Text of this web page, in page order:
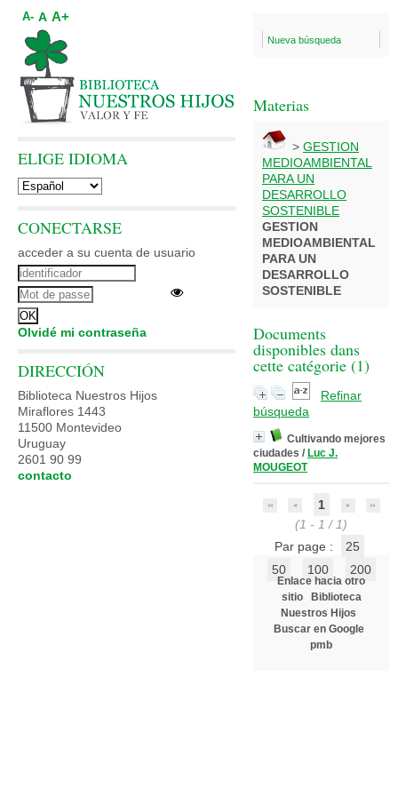
Nueva búsqueda
Materias
> GESTION
MEDIOAMBIENTAL
PARA UN
DESARROLLO
SOSTENIBLE
GESTION
MEDIOAMBIENTAL
PARA UN
DESARROLLO
SOSTENIBLE
Documents
disponibles dans
cette catégorie (1)
Refinar
búsqueda
Cultivando mejores
ciudades / Luc J.
MOUGEOT
1
(1 - 1 / 1)
Par page :
25
50
100 200
Enlace hacia otro
sitio
Biblioteca
Nuestros Hijos
Buscar en Google
pmb
A- A A+
ELIGE IDIOMA
CONECTARSE
acceder a su cuenta de usuario
Olvidé mi contraseña
DIRECCIÓN
Biblioteca Nuestros Hijos
Miraflores 1443
11500 Montevideo
Uruguay
2601 90 99
contacto